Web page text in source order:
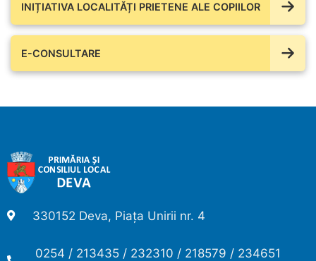
INIȚIATIVA LOCALITĂȚI PRIETENE ALE COPIILOR
E-CONSULTARE
330152 Deva, Piața Unirii nr. 4
0254 / 213435 / 232310 / 218579 / 234651